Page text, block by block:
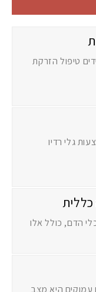
טיפול הזרקת
גלי רדיו
כללית
הדם, כולל אלו
עמוקים היא מצב